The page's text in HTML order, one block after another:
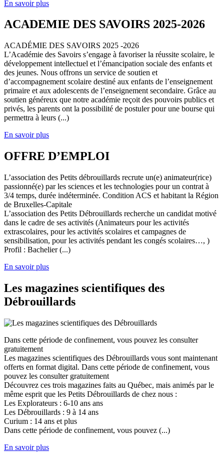
En savoir plus
ACADEMIE DES SAVOIRS 2025-2026
ACADÉMIE DES SAVOIRS 2025 -2026
L’Académie des Savoirs s’engage à favoriser la réussite scolaire, le
développement intellectuel et l’émancipation sociale des enfants et
des jeunes. Nous offrons un service de soutien et
d’accompagnement scolaire destiné aux enfants de l’enseignement
primaire et aux adolescents de l’enseignement secondaire. Grâce au
soutien généreux que notre académie reçoit des pouvoirs publics et
privés, les parents ont la possibilité de postuler pour une bourse qui
permettra à leurs (...)
En savoir plus
OFFRE D’EMPLOI
L’association des Petits débrouillards recrute un(e) animateur(rice)
passionné(e) par les sciences et les technologies pour un contrat à
3/4 temps, durée indéterminée. Condition ACS et habitant la Région
de Bruxelles-Capitale
L’association des Petits Débrouillards recherche un candidat motivé
dans le cadre de ses activités (Animateurs pour les activités
extrascolaires, pour les activités scolaires et campagnes de
sensibilisation, pour les activités pendant les congés scolaires…, )
Profil : Bachelier (...)
En savoir plus
Les magazines scientifiques des
Débrouillards
Dans cette période de confinement, vous pouvez les consulter
gratuitement
Les magazines scientifiques des Débrouillards vous sont maintenant
offerts en format digital. Dans cette période de confinement, vous
pouvez les consulter gratuitement
Découvrez ces trois magazines faits au Québec, mais animés par le
même esprit que les Petits Débrouillards de chez nous :
Les Explorateurs : 6-10 ans ans
Les Débrouillards : 9 à 14 ans
Curium : 14 ans et plus
Dans cette période de confinement, vous pouvez (...)
En savoir plus